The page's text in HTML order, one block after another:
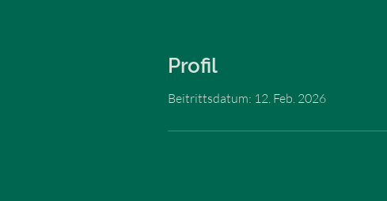
Profil
Beitrittsdatum: 12. Feb. 2026